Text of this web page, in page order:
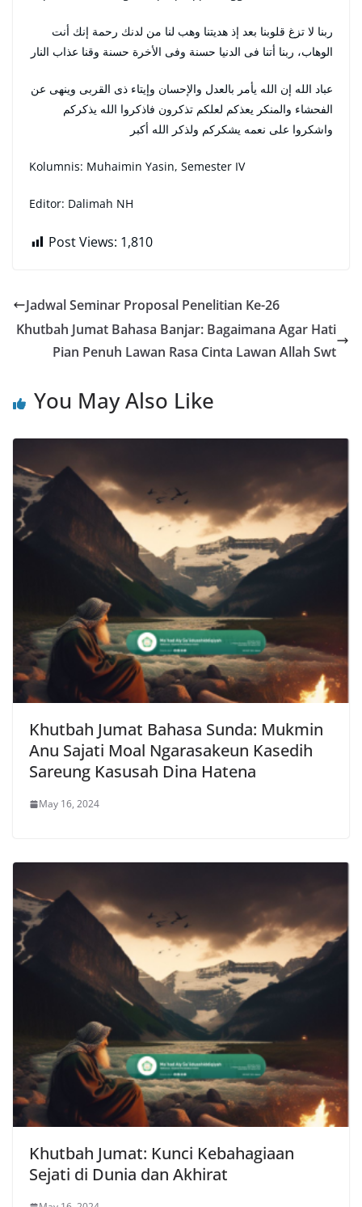
ربنا لا تزغ قلوبنا بعد إذ هديتنا وهب لنا من لدنك رحمة إنك أنت
الوهاب، ربنا أتنا فى الدنيا حسنة وفى الأخرة حسنة وقنا عذاب النار
عباد الله إن الله يأمر بالعدل والإحسان وإيتاء ذى القربى وينهى عن
الفحشاء والمنكر يعذكم لعلكم تذكرون فاذكروا الله يذكركم
واشكروا على نعمه يشكركم ولذكر الله أكبر
Kolumnis: Muhaimin Yasin, Semester IV
Editor: Dalimah NH
Post Views: 1,810
Jadwal Seminar Proposal Penelitian Ke-26
Khutbah Jumat Bahasa Banjar: Bagaimana Agar Hati
Pian Penuh Lawan Rasa Cinta Lawan Allah Swt
You May Also Like
Khutbah Jumat Bahasa Sunda: Mukmin
Anu Sajati Moal Ngarasakeun Kasedih
Sareung Kasusah Dina Hatena
May 16, 2024
Khutbah Jumat: Kunci Kebahagiaan
Sejati di Dunia dan Akhirat